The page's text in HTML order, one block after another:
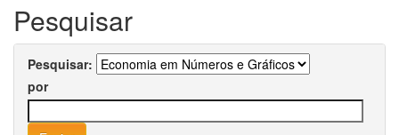
Pesquisar
Pesquisar:
por